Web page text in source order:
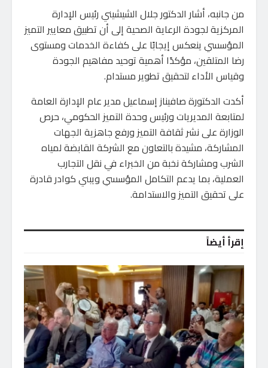
من جانبه، أشار الدكتور جلال الشيشيني رئيس الإدارة
المركزية لجودة الرعاية الصحية إلى أن تطبيق معايير التميز
المؤسسي ينعكس إيجابًا على كفاءة الخدمات ومستوى
رضا المتلقين، مؤكدًا أهمية توحيد مفاهيم الجودة
وقياس الأداء لتحقيق تطوير مستدام.
أكدت الدكتورة صافيناز إسماعيل مدير عام الإدارة العامة
لمتابعة المديريات ورئيس وحدة التميز الحكومي، حرص
الوزارة على نشر ثقافة التميز ورفع جاهزية الجهات
المشاركة، مشيدة بالتعاون مع الشركة القابضة لمياه
الشرب ومشاركة نخبة من الخبراء في نقل التجارب
العملية، بما يدعم التكامل المؤسسي ويبني كوادر قادرة
على تحقيق التميز والاستدامة.
إقرأ أيضاً